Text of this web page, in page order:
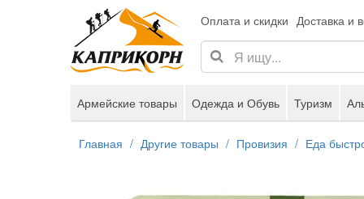
Оплата и скидки Доставка и
Армейские товары Одежда и Обувь Туризм
Главная Другие товары Провизия Еда